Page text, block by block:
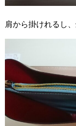
肩から掛けれるし